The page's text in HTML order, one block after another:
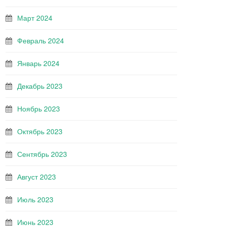
Март 2024
Февраль 2024
Январь 2024
Декабрь 2023
Ноябрь 2023
Октябрь 2023
Сентябрь 2023
Август 2023
Июль 2023
Июнь 2023